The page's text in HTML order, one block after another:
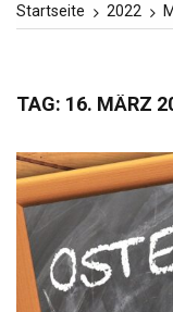
Startseite 2022
TAG: 16. MÄRZ